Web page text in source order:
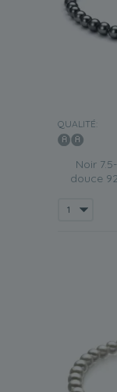
QUALITÉ:
Noir
douce